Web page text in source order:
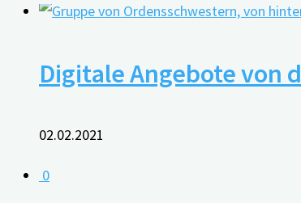
Digitale Angebote von
02.02.2021
0